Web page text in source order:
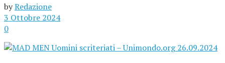
byRedazione
3 Ottobre 2024
0